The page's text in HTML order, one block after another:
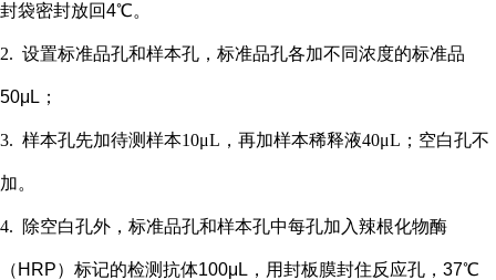
封袋密封放回4℃。
2. 设置标准品孔和样本孔 ，标准品孔各加不同浓度的标准品
50μL；
3. 样本孔先加待测样本10μL，再加样本稀释液40μL； 空白孔不
加。
4. 除空白孔外， 标准品孔和样本孔中每孔加入辣根化物酶
（ HRP）标记的检测抗体100μL，用封板膜封住反应孔，37℃